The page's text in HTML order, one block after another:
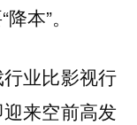
本”。
业比影视行
来空前高发